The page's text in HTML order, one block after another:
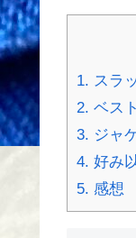
1. スラ
2. ベスト
3. ジャ
4. 好み
5. 感想